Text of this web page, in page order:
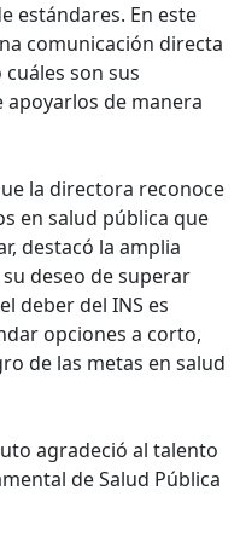
estándares. En este
comunicación directa
son sus
apoyarlos de manera
la directora reconoce
en salud pública que
destacó la amplia
deseo de superar
deber del INS es
opciones a corto,
de las metas en salud
agradeció al talento
de Salud Pública